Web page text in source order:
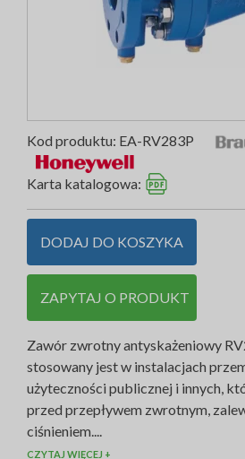
Kod produktu: EA-RV283P
Karta katalogowa:
DODAJ DO KOSZYKA
ZAPYTAJ O PRODUKT
Zawór zwrotny antyskażeniowy
stosowany jest w instalacjach
użyteczności publicznej i innych,
przed przepływem zwrotnym,
ciśnieniem....
CZYTAJ WIĘCEJ +